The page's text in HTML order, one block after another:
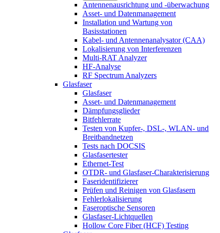
Antennenausrichtung und -überwachung
Asset- und Datenmanagement
Installation und Wartung von
Basisstationen
Kabel- und Antennenanalysator (CAA)
Lokalisierung von Interferenzen
Multi-RAT Analyzer
HF-Analyse
RF Spectrum Analyzers
Glasfaser
Glasfaser
Asset- und Datenmanagement
Dämpfungsglieder
Bitfehlerrate
Testen von Kupfer-, DSL-, WLAN- und
Breitbandnetzen
Tests nach DOCSIS
Glasfasertester
Ethernet-Test
OTDR- und Glasfaser-Charakterisierung
Faseridentifizierer
Prüfen und Reinigen von Glasfasern
Fehlerlokalisierung
Faseroptische Sensoren
Glasfaser-Lichtquellen
Hollow Core Fiber (HCF) Testing